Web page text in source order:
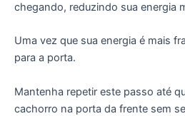
chegando, reduzindo sua energia
Uma vez que sua energia é mais
para a porta.
Mantenha repetir este passo até
cachorro na porta da frente sem